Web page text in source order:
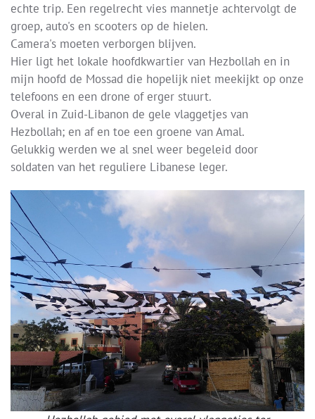
echte trip. Een regelrecht vies mannetje achtervolgt de
groep, auto's en scooters op de hielen.
Camera's moeten verborgen blijven.
Hier ligt het lokale hoofdkwartier van Hezbollah en in
mijn hoofd de Mossad die hopelijk niet meekijkt op onze
telefoons en een drone of erger stuurt.
Overal in Zuid-Libanon de gele vlaggetjes van
Hezbollah; en af en toe een groene van Amal.
Gelukkig werden we al snel weer begeleid door
soldaten van het reguliere Libanese leger.